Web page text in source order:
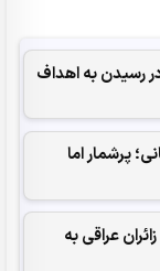
رسیدن به اهداف
پرشمار اما
عراقی به